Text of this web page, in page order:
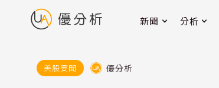
新聞 分析
美股要聞 優分析